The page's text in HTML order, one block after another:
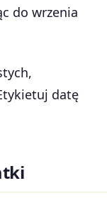
do wrzenia
datę